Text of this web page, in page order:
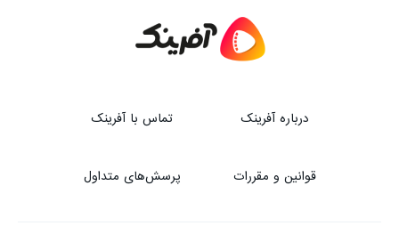
درباره آفرینک تماس با آفرینک
قوانین و مقررات پرسش‌های متداول